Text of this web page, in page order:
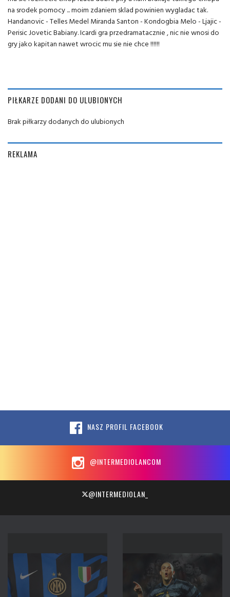
na srodek pomocy ... moim zdaniem sklad powinien wygladac tak.
Handanovic - Telles Medel Miranda Santon - Kondogbia Melo - Ljajic -
Perisic Jovetic Babiany. Icardi gra przedramatacznie , nic nie wnosi do
gry jako kapitan nawet wrocic mu sie nie chce !!!!!!
PIŁKARZE DODANI DO ULUBIONYCH
Brak piłkarzy dodanych do ulubionych
REKLAMA
NASZ PROFIL FACEBOOK
@INTERMEDIOLANCOM
@INTERMEDIOLAN_